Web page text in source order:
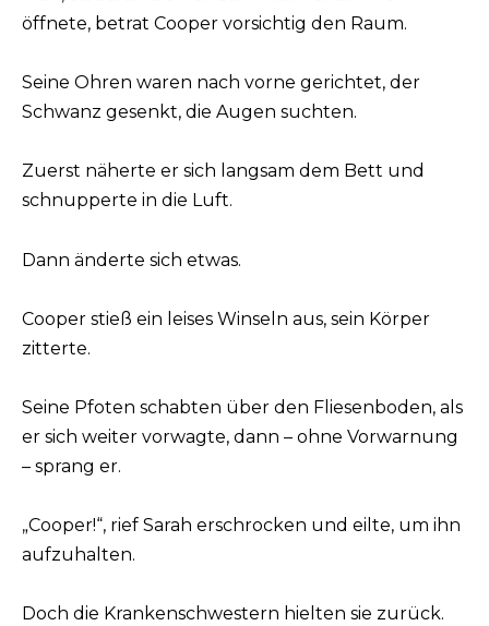
öffnete, betrat Cooper vorsichtig den Raum.
Seine Ohren waren nach vorne gerichtet, der
Schwanz gesenkt, die Augen suchten.
Zuerst näherte er sich langsam dem Bett und
schnupperte in die Luft.
Dann änderte sich etwas.
Cooper stieß ein leises Winseln aus, sein Körper
zitterte.
Seine Pfoten schabten über den Fliesenboden, als
er sich weiter vorwagte, dann – ohne Vorwarnung
– sprang er.
„Cooper!“, rief Sarah erschrocken und eilte, um ihn
aufzuhalten.
Doch die Krankenschwestern hielten sie zurück.